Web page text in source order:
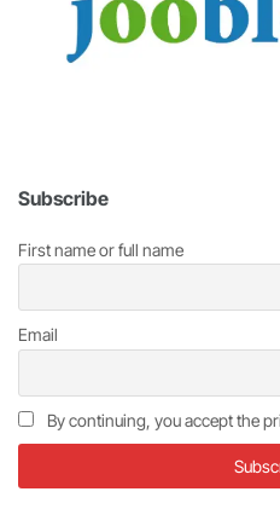
Subscribe
First name or full name
Email
By continuing, you accept the